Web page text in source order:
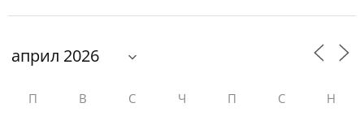
П В С Ч П С Н